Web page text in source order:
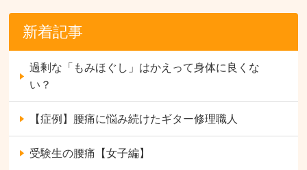
新着記事
過剰な「もみほぐし」はかえって身体に良くな
い？
【症例】腰痛に悩み続けたギター修理職人
受験生の腰痛【女子編】